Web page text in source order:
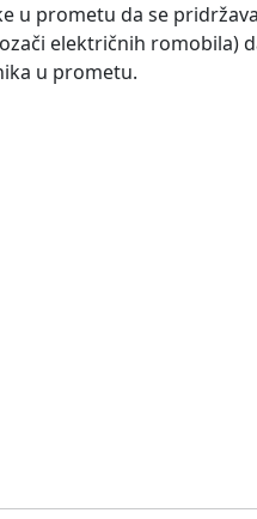
u prometu da se
električnih romobila)
u prometu.